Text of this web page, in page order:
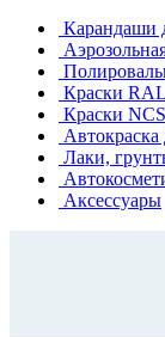
Карандаши
Краски RAL
Краски NCS
Автокраска
Лаки,
Аксессуары